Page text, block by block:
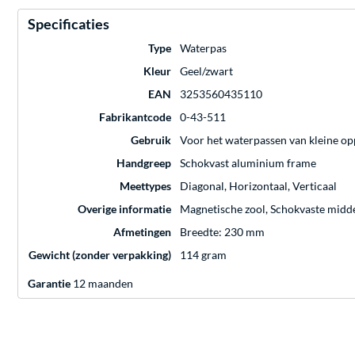
Specificaties
Type
Waterpas
Kleur
Geel/zwart
EAN
3253560435110
Fabrikantcode
0-43-511
Gebruik
Voor het waterpassen van kleine
Handgreep
Schokvast aluminium frame
Meettypes
Diagonal, Horizontaal, Verticaal
Overige informatie
Magnetische zool, Schokvaste
Afmetingen
Breedte: 230 mm
Gewicht (zonder verpakking)
114 gram
Garantie 12 maanden